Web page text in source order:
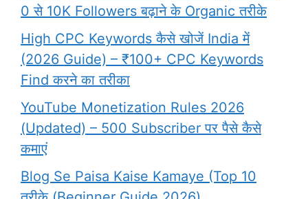
0 से 10K Followers बढ़ाने के Organic तरीके
High CPC Keywords कैसे खोजें India में
(2026 Guide) – ₹100+ CPC Keywords
Find करने का तरीका
YouTube Monetization Rules 2026
(Updated) – 500 Subscriber पर पैसे कैसे
कमाएं
Blog Se Paisa Kaise Kamaye (Top 10